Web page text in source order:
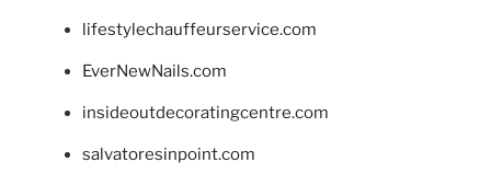
lifestylechauffeurservice.com
EverNewNails.com
insideoutdecoratingcentre.com
salvatoresinpoint.com